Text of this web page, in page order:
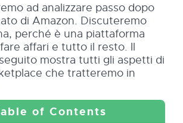
ad analizzare passo dopo
di Amazon. Discuteremo
perché è una piattaforma
affari e tutto il resto. Il
mostra tutti gli aspetti di
che tratteremo in